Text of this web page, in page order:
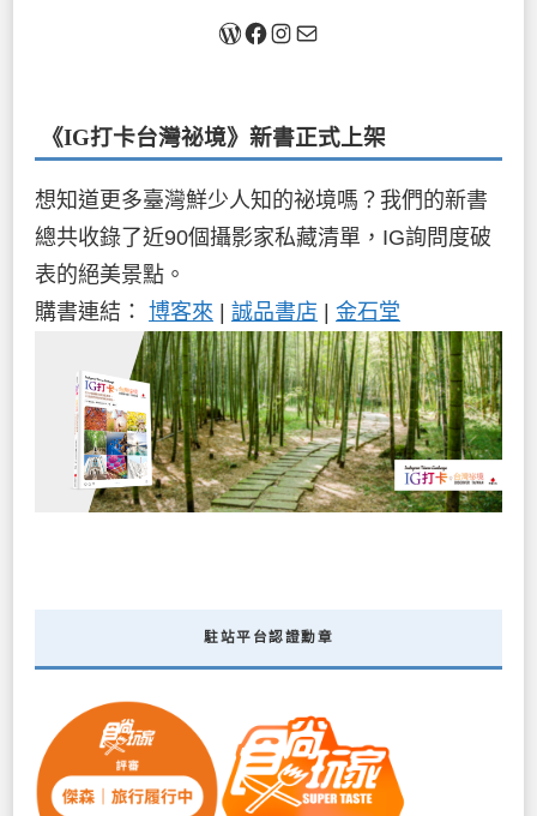
關於我Facebook
Instagram
《IG打卡台灣祕境》新書正式上架
想知道更多臺灣鮮少人知的祕境嗎？我們的新書
總共收錄了近90個攝影家私藏清單，IG詢問度破
表的絕美景點。
購書連結： 博客來 | 誠品書店 | 金石堂
駐站平台認證勳章